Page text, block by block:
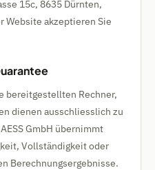
15c, 8635 Dürnten,
Website akzeptieren Sie
bereitgestellten Rechner,
dienen ausschliesslich zu
GmbH übernimmt
Vollständigkeit oder
Berechnungsergebnisse.